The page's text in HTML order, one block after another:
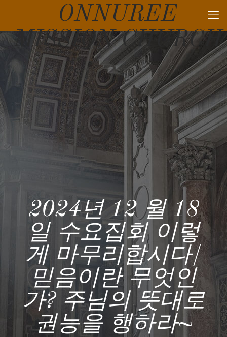
ONNUREE
MISSION CHURCH
2024년 12 월 18
일 수요집회 이렇
게 마무리합시다/
믿음이란 무엇인
가? 주님의 뜻대로
권능을 행하라~